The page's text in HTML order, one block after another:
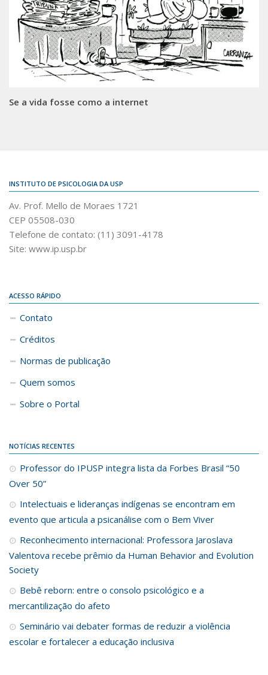
Se a vida fosse como a internet
INSTITUTO DE PSICOLOGIA DA USP
Av. Prof. Mello de Moraes 1721
CEP 05508-030
Telefone de contato: (11) 3091-4178
Site: www.ip.usp.br
ACESSO RÁPIDO
Contato
Créditos
Normas de publicação
Quem somos
Sobre o Portal
NOTÍCIAS RECENTES
Professor do IPUSP integra lista da Forbes Brasil “50
Over 50”
Intelectuais e lideranças indígenas se encontram em
evento que articula a psicanálise com o Bem Viver
Reconhecimento internacional: Professora Jaroslava
Valentova recebe prêmio da Human Behavior and Evolution
Society
Bebê reborn: entre o consolo psicológico e a
mercantilização do afeto
Seminário vai debater formas de reduzir a violência
escolar e fortalecer a educação inclusiva